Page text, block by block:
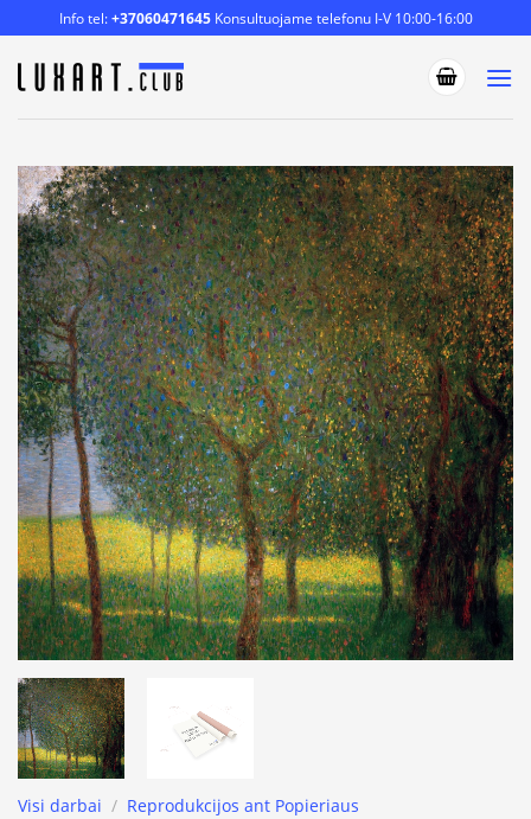
to
content
Info tel:+37060471645Konsultuojame telefonu I-V 10:00-16:00
Visi darbai / Reprodukcijos ant Popieriaus